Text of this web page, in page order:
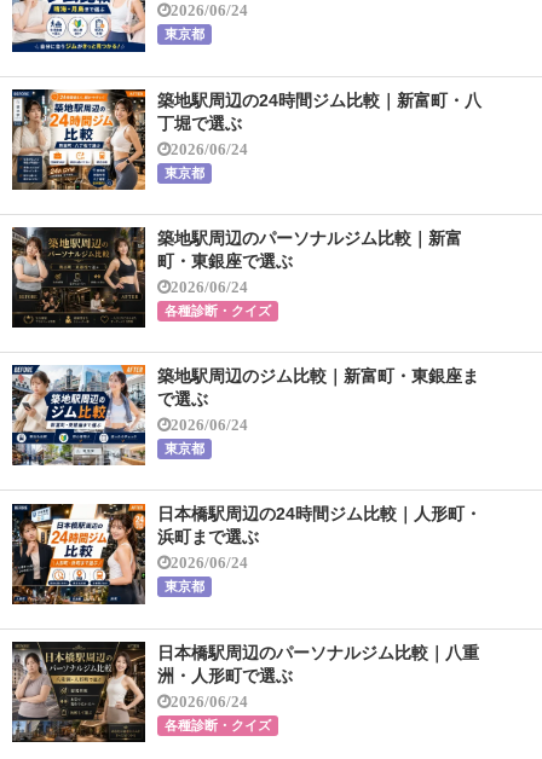
2026/06/24
東京都
築地駅周辺の24時間ジム比較｜新富町・八
丁堀で選ぶ
2026/06/24
東京都
築地駅周辺のパーソナルジム比較｜新富
町・東銀座で選ぶ
2026/06/24
各種診断・クイズ
築地駅周辺のジム比較｜新富町・東銀座ま
で選ぶ
2026/06/24
東京都
日本橋駅周辺の24時間ジム比較｜人形町・
浜町まで選ぶ
2026/06/24
東京都
日本橋駅周辺のパーソナルジム比較｜八重
洲・人形町で選ぶ
2026/06/24
各種診断・クイズ